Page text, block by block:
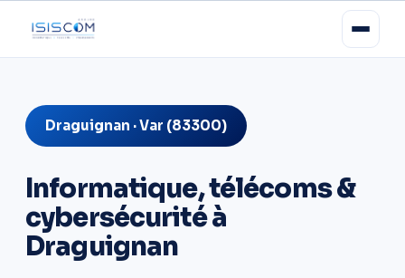
Draguignan · Var (83300)
Informatique, télécoms &
cybersécurité à
Draguignan